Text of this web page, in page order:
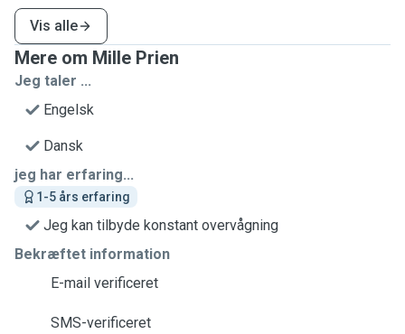
Vis alle
Mere om Mille Prien
Jeg taler ...
Engelsk
Dansk
jeg har erfaring...
1-5 års erfaring
Jeg kan tilbyde konstant overvågning
Bekræftet information
E-mail verificeret
SMS-verificeret